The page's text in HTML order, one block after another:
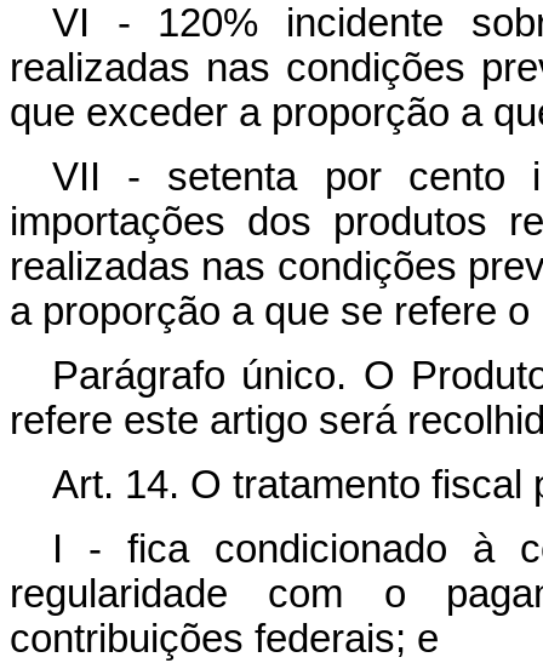
VI - 120% incidente
realizadas nas condições
que exceder a proporção a
VII - setenta por cento
importações dos produtos
realizadas nas condições
a proporção a que se refere o
Parágrafo único. O
refere este artigo será
Art. 14. O tratamento fiscal
I - fica condicionado à
regularidade com o
contribuições federais; e